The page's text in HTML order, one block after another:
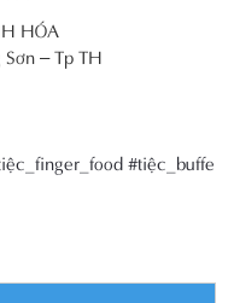
HÓA
– Tp TH
#tiệc_buffe